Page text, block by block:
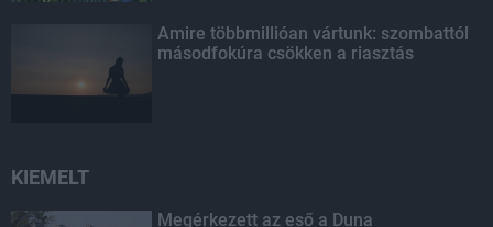
Amire többmillióan vártunk: szombattól
másodfokúra csökken a riasztás
KIEMELT
Megérkezett az eső a Duna